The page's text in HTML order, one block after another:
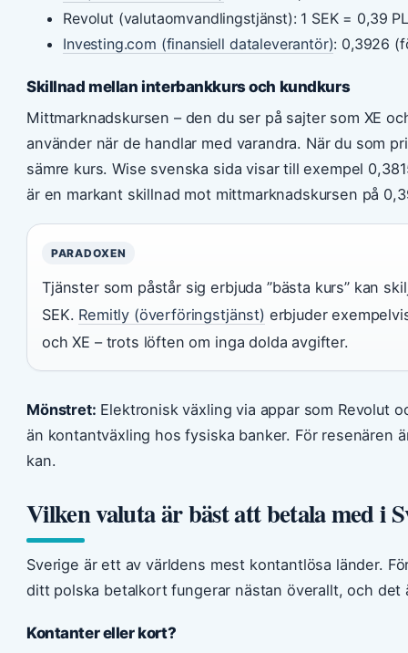
Revolut (valutaomvandlingstjänst): 1 SEK = 0,39
Investing.com (finansiell dataleverantör): 0,3926
Skillnad mellan interbankkurs och kundkurs
Mittmarknadskursen – den du ser på sajter som XE
använder när de handlar med varandra. När du som
sämre kurs. Wise svenska sida visar till exempel
är en markant skillnad mot mittmarknadskursen på
PARADOXEN
Tjänster som påstår sig erbjuda ”bästa kurs” kan
SEK. Remitly (överföringstjänst) erbjuder
och XE – trots löften om inga dolda avgifter.
Mönstret: Elektronisk växling via appar som Revolut
än kontantväxling hos fysiska banker. För resenären
kan.
Vilken valuta är bäst att betala med i
Sverige är ett av världens mest kontantlösa länder.
ditt polska betalkort fungerar nästan överallt, och
Kontanter eller kort?